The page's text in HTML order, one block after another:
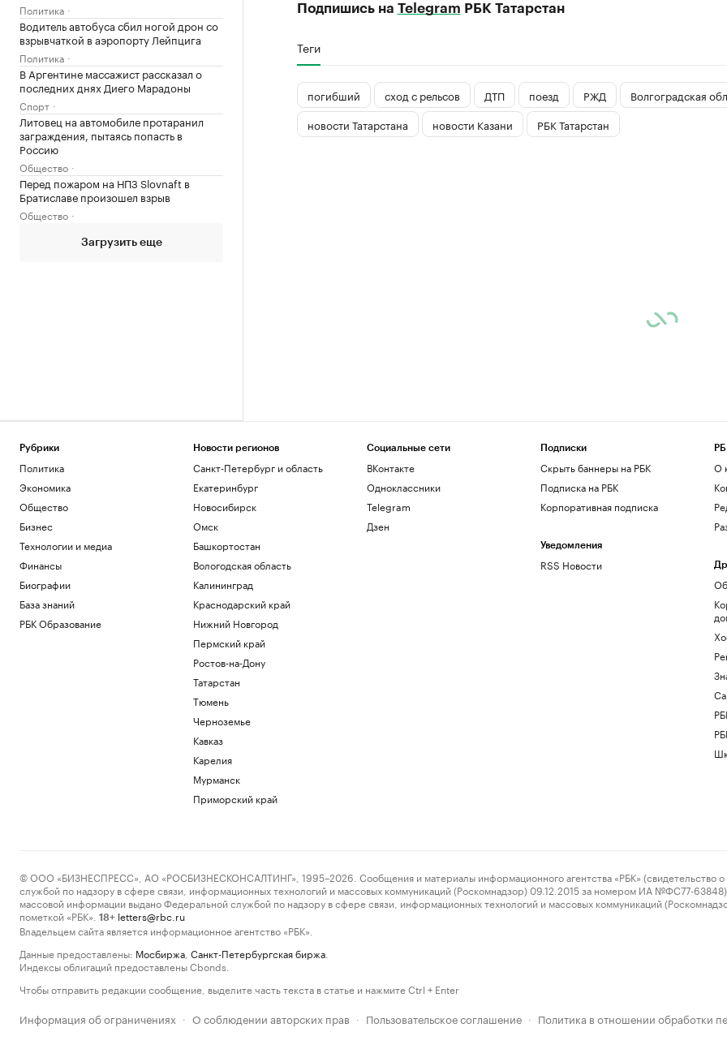
Политика
Водитель автобуса сбил ногой дрон со
взрывчаткой в аэропорту Лейпцига
Политика
В Аргентине массажист рассказал о
последних днях Диего Марадоны
Спорт
Литовец на автомобиле протаранил
заграждения, пытаясь попасть в
Россию
Общество
Перед пожаром на НПЗ Slovnaft в
Братиславе произошел взрыв
Общество
Загрузить еще
Подпишись на Telegram РБК Татарстан
Теги
погибший сход с рельсов ДТП поезд РЖД
Волгоградская
новости Татарстана
новости Казани РБК Татарстан
Рубрики
Политика
Экономика
Общество
Бизнес
Технологии и медиа
Финансы
Биографии
База знаний
РБК Образование
Новости регионов
Санкт-Петербург и область
Екатеринбург
Новосибирск
Омск
Башкортостан
Вологодская область
Калининград
Краснодарский край
Нижний Новгород
Пермский край
Ростов-на-Дону
Татарстан
Тюмень
Черноземье
Кавказ
Карелия
Мурманск
Приморский край
Социальные сети
ВКонтакте
Одноклассники
Telegram
Дзен
Подписки
Скрыть баннеры на РБК
Подписка на РБК
Корпоративная подписка
Уведомления
RSS Новости
О
© ООО «БИЗНЕСПРЕСС», АО «РОСБИЗНЕСКОНСАЛТИНГ», 1995–2026. Сообщения и материалы информационного агентства «РБК» (свидетельство о
службой по надзору в сфере связи, информационных технологий и массовых коммуникаций (Роскомнадзор) 09.12.2015 за номером ИА №ФС77-63848)
массовой информации выдано Федеральной службой по надзору в сфере связи, информационных технологий и массовых коммуникаций
пометкой «РБК».
18+ letters@rbc.ru
Владельцем сайта является информационное агентство «РБК».
Данные предоставлены: Мосбиржа Санкт-Петербургская биржа
Индексы облигаций предоставлены Cbonds.
Чтобы отправить редакции сообщение, выделите часть текста в статье и нажмите Ctrl + Enter
Информация об ограничениях · О соблюдении авторских прав · Пользовательское соглашение · Политика в отношении обработки